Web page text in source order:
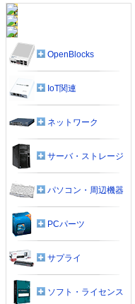
OpenBlocks
IoT関連
ネットワーク
サーバ・ストレージ
パソコン・周辺機器
PCパーツ
サプライ
ソフト・ライセンス